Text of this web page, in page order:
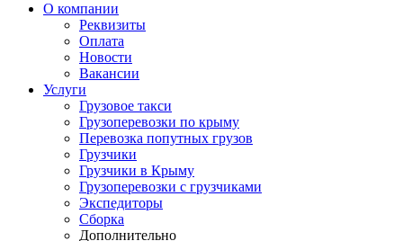
О компании
Реквизиты
Оплата
Новости
Вакансии
Услуги
Грузовое такси
Грузоперевозки по крыму
Перевозка попутных грузов
Грузчики
Грузчики в Крыму
Грузоперевозки с грузчиками
Экспедиторы
Сборка
Дополнительно